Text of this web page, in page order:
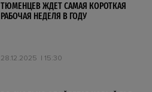
ТЮМЕНЦЕВ ЖДЕТ САМАЯ КОРОТКАЯ
РАБОЧАЯ НЕДЕЛЯ В ГОДУ
28.12.2025 15:30